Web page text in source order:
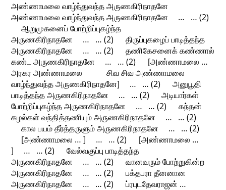
அண்ணாமலை வாழ்ந்துவந்த அருணகிரிநாதனே
அண்ணாமலை வாழ்ந்துவந்த அருணகிரிநாதனே … … (2)
ஆறுமுகனைப் போற்றிப்புகழ்ந்த
அருணகிரிநாதனே … … (2) திருப்புகழைப் பாடித்தந்த
அருணகிரிநாதனே … … (2) தணிகேசனைக் கண்ணால்
கண்ட அருணகிரிநாதனே … … (2) [அண்ணாமலை …
அரகர அண்ணாமலை சிவ சிவ அண்ணாமலை
வாழ்ந்துவந்த அருணகிரிநாதனே] … … (2) அனுபூதி
பாடித்தந்த அருணகிரிநாதனே … … (2) அடியார்கள்
போற்றிப்புகழ்ந்த அருணகிரிநாதனே … … (2) கந்தன்
கழல்கள் வந்தித்தணியும் அருணகிரிநாதனே … … (2)
கால பயம் தீர்த்தருளும் அருணகிரிநாதனே … … (2)
[அண்ணாமலை … ] … … (2) [அண்ணாமலை …
] … … (2) வேல்வகுப்பு பாடித்தந்த
அருணகிரிநாதனே … … (2) வானவரும் போற்றுகின்ற
அருணகிரிநாதனே … … (2) பக்தபரா தீனனான
அருணகிரிநாதனே … … (2) ப்ரபுடதேவராஜன் …